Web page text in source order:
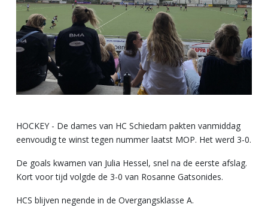
HOCKEY - De dames van HC Schiedam pakten vanmiddag
eenvoudig te winst tegen nummer laatst MOP. Het werd 3-0.
De goals kwamen van Julia Hessel, snel na de eerste afslag.
Kort voor tijd volgde de 3-0 van Rosanne Gatsonides.
HCS blijven negende in de Overgangsklasse A.